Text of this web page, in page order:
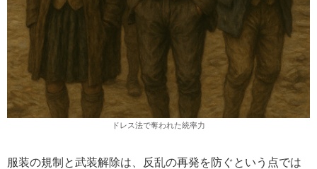
ドレス法で奪われた統率力
服装の規制と武装解除は、反乱の再発を防ぐという点では